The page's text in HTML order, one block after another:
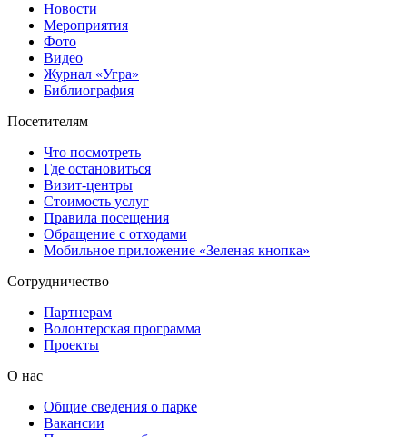
Новости
Мероприятия
Фото
Видео
Журнал «Угра»
Библиография
Посетителям
Что посмотреть
Где остановиться
Визит-центры
Стоимость услуг
Правила посещения
Обращение с отходами
Мобильное приложение «Зеленая кнопка»
Сотрудничество
Партнерам
Волонтерская программа
Проекты
О нас
Общие сведения о парке
Вакансии